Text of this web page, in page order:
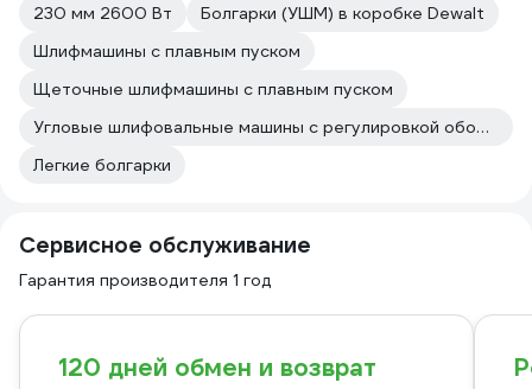
230 мм 2600 Вт
Болгарки (УШМ) в коробке Dewalt
Шлифмашины с плавным пуском
Щеточные шлифмашины с плавным пуском
Угловые шлифовальные машины с регулировкой оборотов с плавным пуском
Легкие болгарки
Сервисное обслуживание
Гарантия производителя 1 год
120 дней обмен и возврат